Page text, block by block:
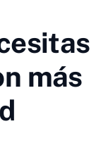
más